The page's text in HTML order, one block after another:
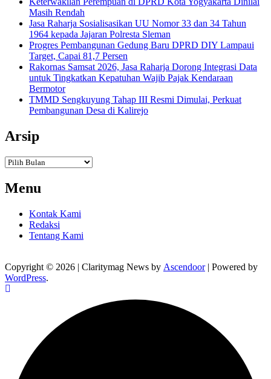
Masih Rendah
Jasa Raharja Sosialisasikan UU Nomor 33 dan 34 Tahun
1964 kepada Jajaran Polresta Sleman
Progres Pembangunan Gedung Baru DPRD DIY Lampaui
Target, Capai 81,7 Persen
Rakornas Samsat 2026, Jasa Raharja Dorong Integrasi Data
untuk Tingkatkan Kepatuhan Wajib Pajak Kendaraan
Bermotor
TMMD Sengkuyung Tahap III Resmi Dimulai, Perkuat
Pembangunan Desa di Kalirejo
Arsip
Arsip
Menu
Kontak Kami
Redaksi
Tentang Kami
Copyright © 2026 | Claritymag News by Ascendoor| Powered by
WordPress.